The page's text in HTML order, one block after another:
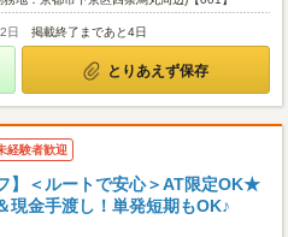
日 掲載終了まであと4日
とりあえず保存
経験者歓迎
】＜ルートで安心＞AT限定OK★
現金手渡し！単発短期もOK♪